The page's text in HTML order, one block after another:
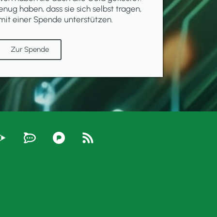
haben, dass sie sich selbst tragen,
einer Spende unterstützen.
Zur Spende